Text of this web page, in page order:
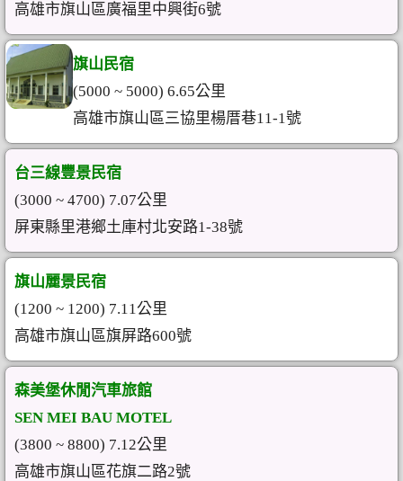
高雄市旗山區廣福里中興街6號
旗山民宿
(5000 ~ 5000) 6.65公里
高雄市旗山區三協里楊厝巷11-1號
台三線豐景民宿
(3000 ~ 4700) 7.07公里
屏東縣里港鄉土庫村北安路1-38號
旗山麗景民宿
(1200 ~ 1200) 7.11公里
高雄市旗山區旗屏路600號
森美堡休閒汽車旅館
SEN MEI BAU MOTEL
(3800 ~ 8800) 7.12公里
高雄市旗山區花旗二路2號